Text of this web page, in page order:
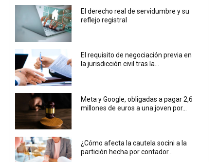
El derecho real de servidumbre y su
reflejo registral
El requisito de negociación previa en
la jurisdicción civil tras la...
Meta y Google, obligadas a pagar 2,6
millones de euros a una joven por...
¿Cómo afecta la cautela socini a la
partición hecha por contador...